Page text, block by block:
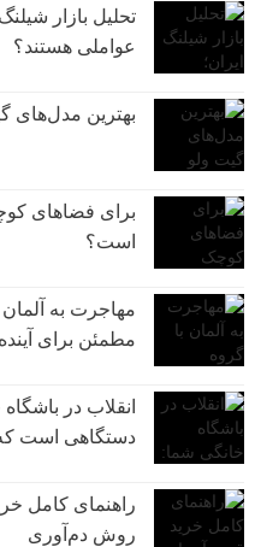
تحلیل بازار
عواملی هستند؟
بهترین مدل‌های
برای فضاهای
است؟
مطمئن برای
انقلاب در
دستگاهی است که
راهنمای کامل
روش دم‌آوری